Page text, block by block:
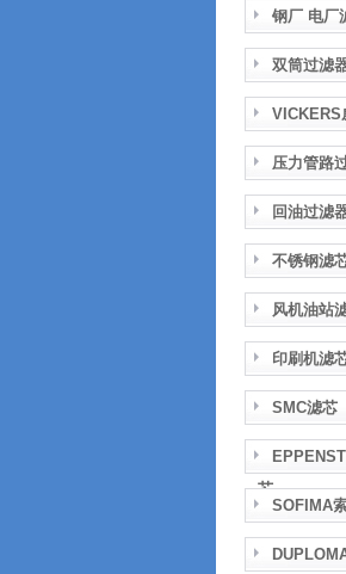
钢厂 电厂
双筒过滤
VICKERS
压力管路
回油过滤
不锈钢滤
风机油站
印刷机滤
SMC滤芯
芯
SOFIMA索